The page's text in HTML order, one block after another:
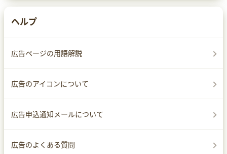
ヘルプ
広告ページの用語解説
広告のアイコンについて
広告申込通知メールについて
広告のよくある質問